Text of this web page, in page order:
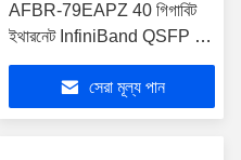
AFBR-79EAPZ 40 গিগাবিট
ইথারনেট InfiniBand QSFP +
প্লাগযোগ্য অপটিক্যাল ট্রান্সসিভার
সেরা মূল্য পান